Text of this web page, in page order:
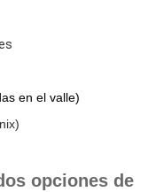
en el valle)
opciones de